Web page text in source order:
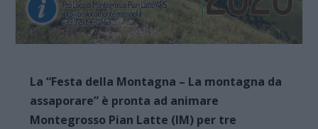
La “Festa della Montagna – La montagna da
assaporare” è pronta ad animare
Montegrosso Pian Latte (IM) per tre